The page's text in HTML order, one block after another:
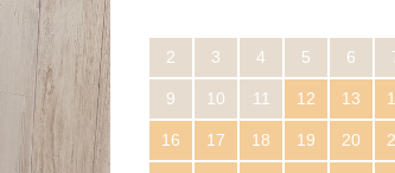
2 3 4 5 6
9 10 11 12 13
16 17 18 19 20